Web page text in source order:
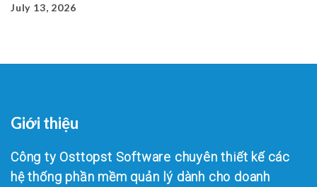
July 13, 2026
Giới thiệu
Công ty Osttopst Software chuyên thiết kế các
hệ thống phần mềm quản lý dành cho doanh